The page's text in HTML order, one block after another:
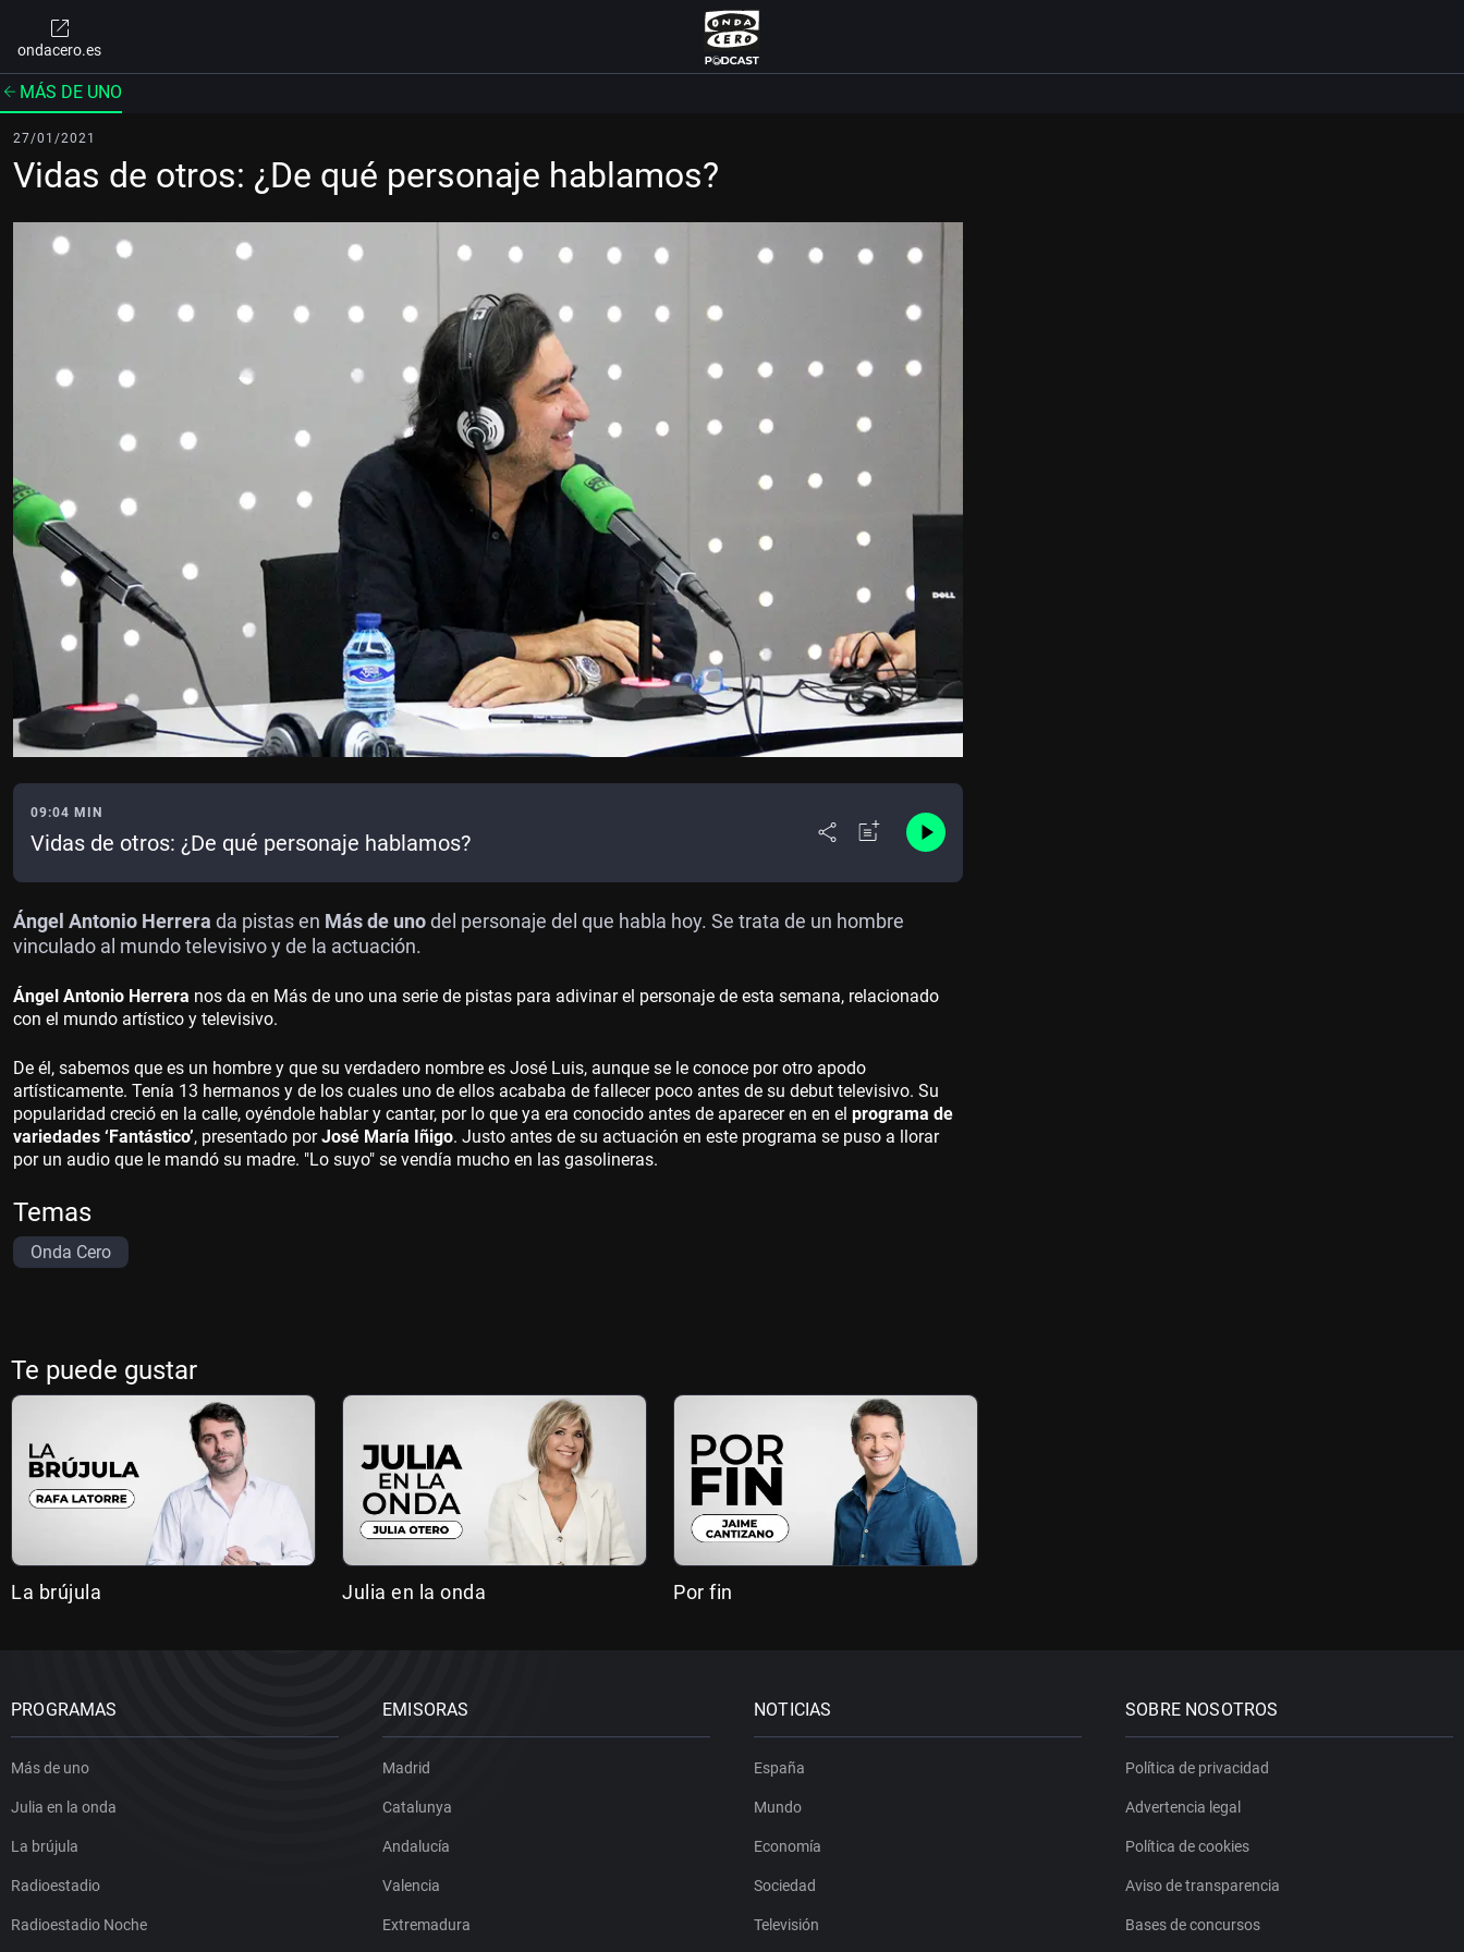
ondacero.es
MÁS DE UNO
27/01/2021
Vidas de otros: ¿De qué personaje hablamos?
09:04 MIN
Vidas de otros: ¿De qué personaje hablamos?
Ángel Antonio Herrera da pistas en Más de unodel personaje del que habla hoy. Se trata de un hombre
vinculado al mundo televisivo y de la actuación.
Ángel Antonio Herrera nos da en Más de uno una serie de pistas para adivinar el personaje de esta semana, relacionado
con el mundo artístico y televisivo.
De él, sabemos que es un hombre y que su verdadero nombre es José Luis, aunque se le conoce por otro apodo
artísticamente. Tenía 13 hermanos y de los cuales uno de ellos acababa de fallecer poco antes de su debut televisivo. Su
popularidad creció en la calle, oyéndole hablar y cantar, por lo que ya era conocido antes de aparecer en en el programa de
variedades ‘Fantástico’, presentado porJosé María Iñigo. Justo antes de su actuación en este programa se puso a llorar
por un audio que le mandó su madre. "Lo suyo" se vendía mucho en las gasolineras.
Temas
Onda Cero
Te puede gustar
La brújula Julia en la onda Por fin
PROGRAMAS
Más de uno
Julia en la onda
La brújula
Radioestadio
Radioestadio Noche
EMISORAS
Madrid
Catalunya
Andalucía
Valencia
Extremadura
NOTICIAS
España
Mundo
Economía
Sociedad
Televisión
SOBRE NOSOTROS
Política de privacidad
Advertencia legal
Política de cookies
Aviso de transparencia
Bases de concursos